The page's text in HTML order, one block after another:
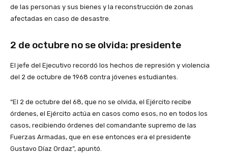
de las personas y sus bienes y la reconstrucción de zonas
afectadas en caso de desastre.
2 de octubre no se olvida: presidente
El jefe del Ejecutivo recordó los hechos de represión y violencia
del 2 de octubre de 1968 contra jóvenes estudiantes.
“El 2 de octubre del 68, que no se olvida, el Ejército recibe
órdenes, el Ejército actúa en casos como esos, no en todos los
casos, recibiendo órdenes del comandante supremo de las
Fuerzas Armadas, que en ese entonces era el presidente
Gustavo Díaz Ordaz”, apuntó.